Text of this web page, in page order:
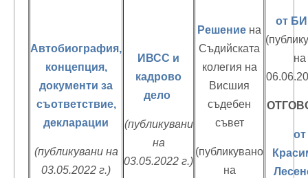
Автобиография,
концепция,
документи за
съответствие,
декларации
(публикувани на
03.05.2022 г.)
ИВСС и
кадрово
дело
(публикувани
на
03.05.2022 г.)
Решение на
Съдийската
колегия на
Висшия
съдебен
съвет
(публикувано
на
от
на
от